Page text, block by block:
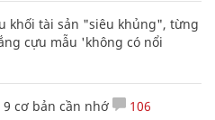
khối tài sản "siêu khủng", từng
cựu mẫu 'không có nổi
9 cơ bản cần nhớ 106